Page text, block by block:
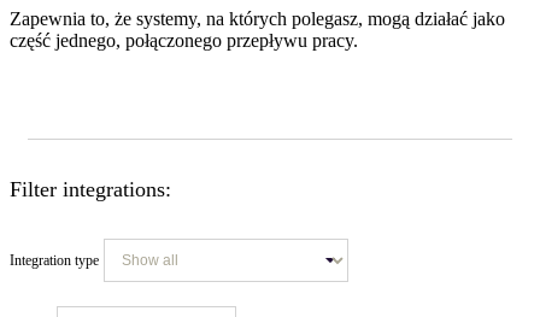
Zapewnia to, że systemy, na których polegasz, mogą działać jako
część jednego, połączonego przepływu pracy.
Filter integrations:
Integration type